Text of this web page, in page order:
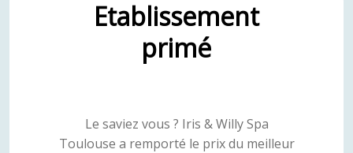
Etablissement
primé
Le saviez vous ? Iris & Willy Spa
Toulouse a remporté le prix du meilleur